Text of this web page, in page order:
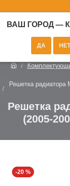
ВАШ ГОРОД —
Решетка радиатора
Решетка
(2005-
-20 %